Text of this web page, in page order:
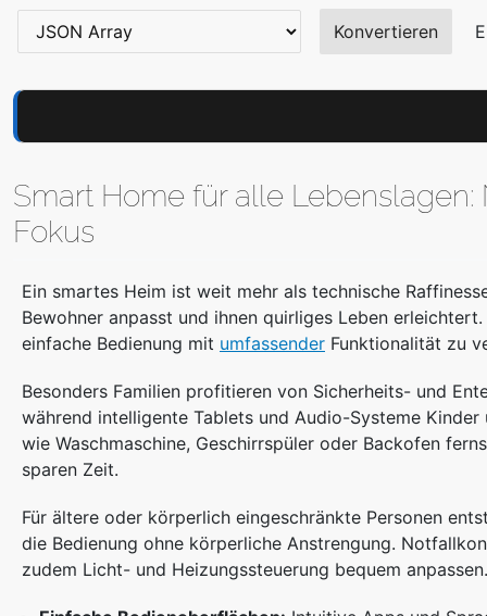
Konvertieren
Smart Home für alle
Fokus
Ein smartes Heim ist weit mehr als technische
Bewohner anpasst und ihnen quirliges Leben
einfache Bedienung mit umfassender Funktionalität zu
Besonders Familien profitieren von Sicherheits- und
während intelligente Tablets und Audio-Systeme
wie Waschmaschine, Geschirrspüler oder Backofen
sparen Zeit.
Für ältere oder körperlich eingeschränkte Personen
die Bedienung ohne körperliche Anstrengung.
zudem Licht- und Heizungssteuerung bequem anpassen.